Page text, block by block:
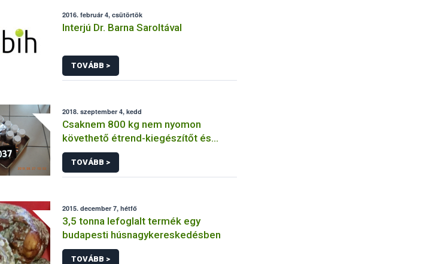
2016. február 4, csütörtök
Interjú Dr. Barna Saroltával
TOVÁBB >
2018. szeptember 4, kedd
Csaknem 800 kg nem nyomon
követhető étrend-kiegészítőt és
étrend-kiegészítő alapanyagot vont ki
a forgalomból a Nébih
TOVÁBB >
2015. december 7, hétfő
3,5 tonna lefoglalt termék egy
budapesti húsnagykereskedésben
TOVÁBB >